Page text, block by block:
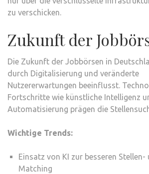
zu verschicken.
Zukunft der
Die Zukunft der Jobbörsen in
durch Digitalisierung und veränderte
Nutzererwartungen beeinflusst.
Fortschritte wie künstliche Intelligenz
Automatisierung prägen die
Wichtige Trends:
Einsatz von KI zur besseren
Matching